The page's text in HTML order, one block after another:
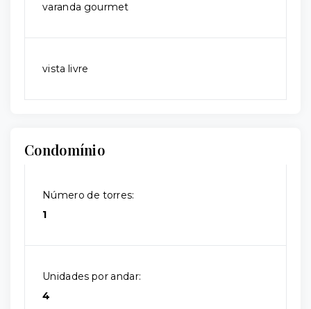
varanda gourmet
vista livre
Condomínio
Número de torres:
1
Unidades por andar:
4